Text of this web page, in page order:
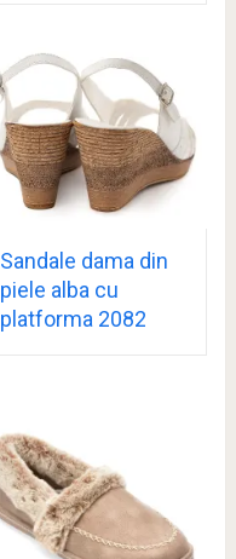
Sandale dama din
piele alba cu
platforma 2082